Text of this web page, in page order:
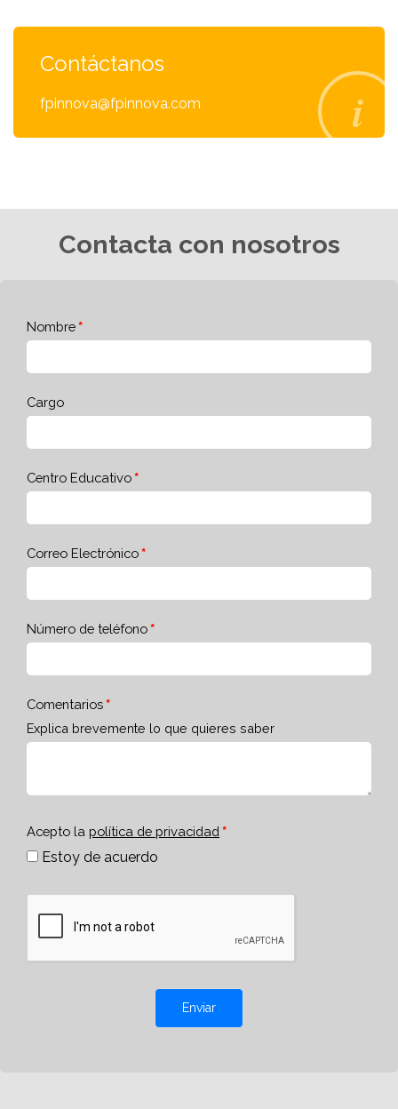
Contáctanos
fpinnova@fpinnova.com
Contacta con nosotros
Nombre
Cargo
Centro Educativo
Correo Electrónico
Número de teléfono
Comentarios
Explica brevemente lo que quieres saber
Acepto la política de privacidad
Estoy de acuerdo
Enviar